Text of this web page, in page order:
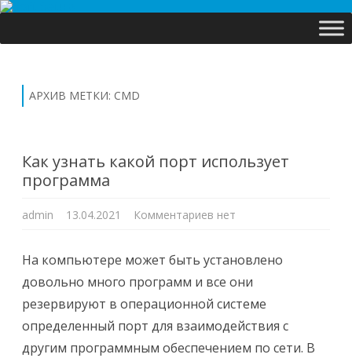
содержимому
АРХИВ МЕТКИ: CMD
Как узнать какой порт использует
программа
admin 13.04.2021 Комментариев к
какой
порт
использует
программа
нет
На компьютере может быть установлено
довольно много программ и все они
резервируют в операционной системе
определенный порт для взаимодействия с
другим программным обеспечением по сети. В